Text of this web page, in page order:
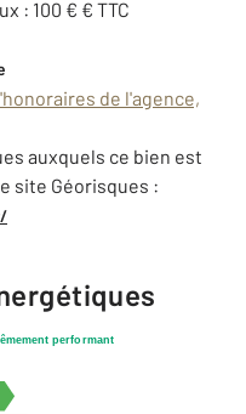
: 100 € € TTC
de l'agence,
auxquels ce bien est
site Géorisques :
performant